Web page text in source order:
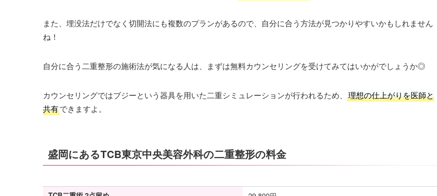
また、埋没法だけでなく切開法にも複数のプランがあるので、自分に合う方法が見つかりやすいかもしれません
ね！
自分に合う二重整形の施術法が気になる人は、まずは無料カウンセリングを受けてみてはいかがでしょうか◎
カウンセリングではブジーという器具を用いた二重シミュレーションが行われるため、 理想の仕上がりを医師と
共有できますよ。
盛岡にあるTCB東京中央美容外科の二重整形の料金